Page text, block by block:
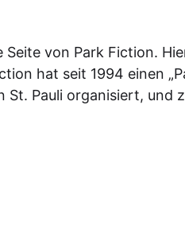
Seite von Park Fiction.
hat seit 1994 einen
St. Pauli organisiert, und